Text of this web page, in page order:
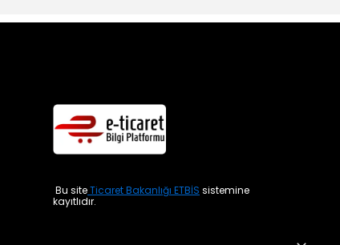
Bu siteTicaret Bakanlığı ETBİS sistemine
kayıtlıdır.